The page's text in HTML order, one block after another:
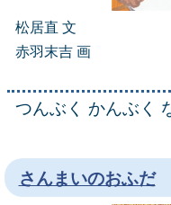
松居直 文
赤羽末吉 画
つんぶく かんぶく
さんまいのおふだ